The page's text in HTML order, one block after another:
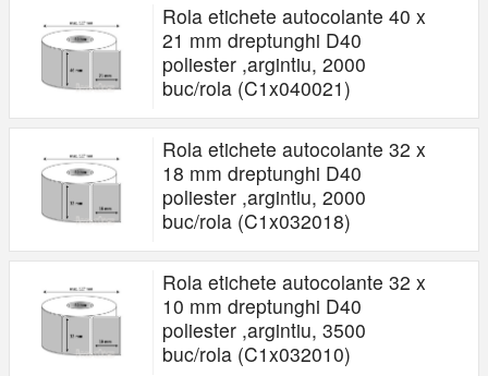
Rola etichete autocolante 40 x
21 mm dreptunghi D40
poliester ,argintiu, 2000
buc/rola (C1x040021)
Rola etichete autocolante 32 x
18 mm dreptunghi D40
poliester ,argintiu, 2000
buc/rola (C1x032018)
Rola etichete autocolante 32 x
10 mm dreptunghi D40
poliester ,argintiu, 3500
buc/rola (C1x032010)